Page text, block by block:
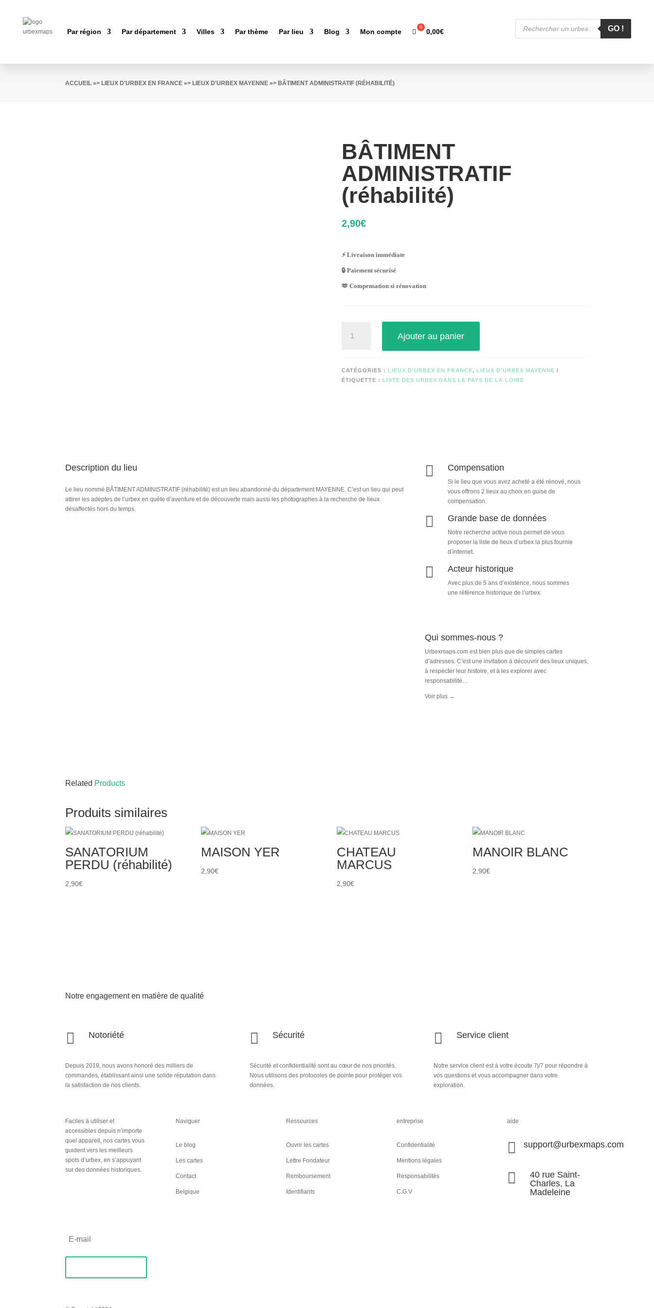
Par région Par département Villes Par thème Par lieu Blog Mon compte 0,00€
Recherche
produits
GO !
ACCUEIL »>LIEUX D'URBEX EN FRANCE »>LIEUX D'URBEX MAYENNE »> BÂTIMENT ADMINISTRATIF (RÉHABILITÉ)
BÂTIMENT
ADMINISTRATIF
(réhabilité)
2,90€
⚡ Livraison immédiate
🔒 Paiement sécurisé
🫶 Compensation si rénovation
(réhabilité)
Ajouter au panier
CATÉGORIES : LIEUX D'URBEX EN FRANCE, LIEUX D'URBEX MAYENNE
ÉTIQUETTE : LISTE DES URBEX DANS LE PAYS DE LA LOIRE
Description du lieu
Le lieu nommé BÂTIMENT ADMINISTRATIF (réhabilité) est un lieu abandonné du département MAYENNE. C’est un lieu qui peut
attirer les adeptes de l’urbex en quête d’aventure et de découverte mais aussi les photographes à la recherche de lieux
désaffectés hors du temps.
 Compensation
Si le lieu que vous avez acheté a été rénové, nous
vous offrons 2 lieux au choix en guise de
compensation.
 Grande base de données
Notre recherche active nous permet de vous
proposer la liste de lieux d’urbex la plus fournie
d’internet.
 Acteur historique
Avec plus de 5 ans d’existence, nous sommes
une référence historique de l’urbex.
Qui sommes-nous ?
Urbexmaps.com est bien plus que de simples cartes
d’adresses. C’est une invitation à découvrir des lieux uniques,
à respecter leur histoire, et à les explorer avec
responsabilité…
Voir plus →
Related Products
Produits similaires
SANATORIUM
PERDU (réhabilité)
2,90€
MAISON YER
2,90€
CHATEAU
MARCUS
2,90€
MANOIR BLANC
2,90€
Notre engagement en matière de qualité
 Notoriété
Depuis 2019, nous avons honoré des milliers de
commandes, établissant ainsi une solide réputation dans
la satisfaction de nos clients.
 Sécurité
Sécurité et confidentialité sont au cœur de nos priorités.
Nous utilisons des protocoles de pointe pour protéger vos
données.
 Service client
Notre service client est à votre écoute 7j/7 pour répondre à
vos questions et vous accompagner dans votre
exploration.
Faciles à utiliser et
accessibles depuis n’importe
quel appareil, nos cartes vous
guident vers les meilleurs
spots d’urbex, en s’appuyant
sur des données historiques.
Naviguer
Le blog
Les cartes
Contact
Belgique
Ressources
Ouvrir les cartes
Lettre Fondateur
Remboursement
Identifiants
entreprise
Confidentialité
Mentions légales
Responsabilités
C.G.V
aide
 support@urbexmaps.com

40 rue Saint-
Charles, La
Madeleine